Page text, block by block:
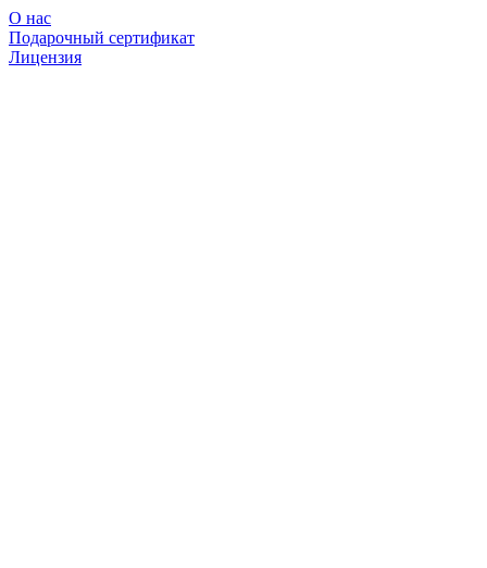
О нас
Подарочный сертификат
Лицензия